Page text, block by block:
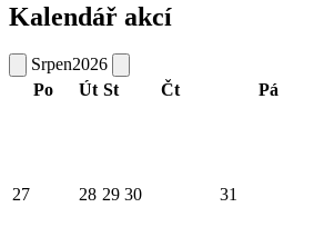
Kalendář akcí
Srpen2026
Po
Út St Čt Pá
27 28 29 30 31